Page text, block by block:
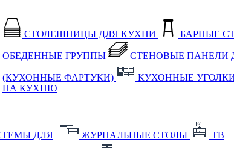
СТОЛЕШНИЦЫ ДЛЯ КУХНИ БАРНЫЕ
ОБЕДЕННЫЕ ГРУППЫ СТЕНОВЫЕ ПАНЕЛИ
(КУХОННЫЕ ФАРТУКИ) КУХОННЫЕ
НА КУХНЮ
ДЛЯ ЖУРНАЛЬНЫЕ СТОЛЫ ТВ